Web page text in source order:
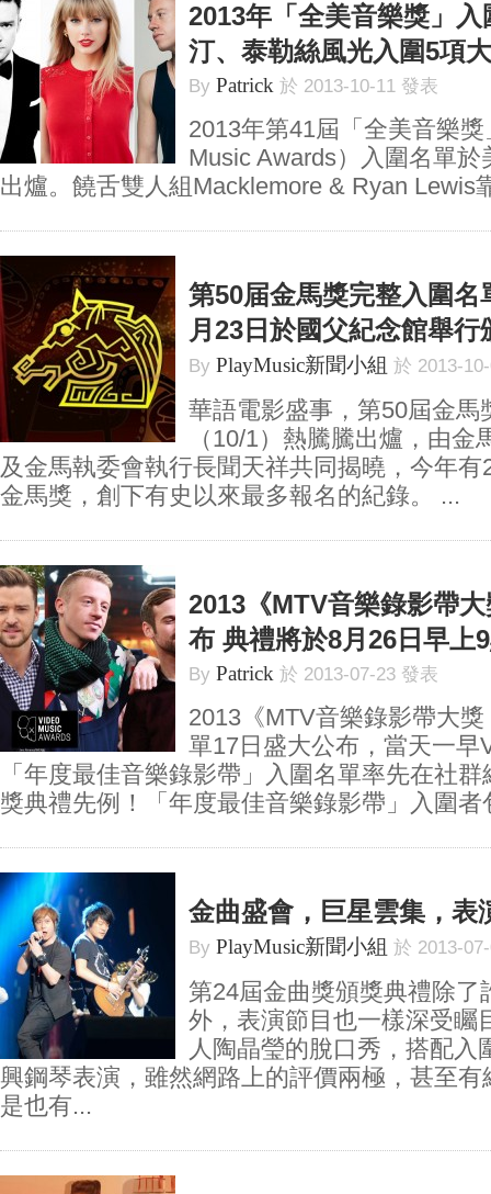
2013年「全美音樂獎」
汀、泰勒絲風光入圍5項
By Patrick 於 2013-10-11 發表
2013年第41屆「全美音樂
Music Awards）入圍名單
出爐。饒舌雙人組Macklemore & Ryan Lewis
第50届金馬獎完整入圍名
月23日於國父紀念館舉行
By PlayMusic新聞小組 於 2013-
華語電影盛事，第50屆金馬
（10/1）熱騰騰出爐，由
及金馬執委會執行長聞天祥共同揭曉，今年
金馬獎，創下有史以來最多報名的紀錄。 ...
2013《MTV音樂錄影帶
布 典禮將於8月26日早上
By Patrick 於 2013-07-23 發表
2013《MTV音樂錄影帶大
單17日盛大公布，當天一早
「年度最佳音樂錄影帶」入圍名單率先在社
獎典禮先例！「年度最佳音樂錄影帶」入圍者
金曲盛會，巨星雲集，表
By PlayMusic新聞小組 於 2013-
第24屆金曲獎頒獎典禮除了
外，表演節目也一樣深受矚
人陶晶瑩的脫口秀，搭配入
興鋼琴表演，雖然網路上的評價兩極，甚至
是也有...